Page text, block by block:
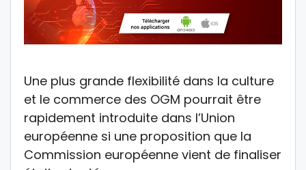
Une plus grande flexibilité dans la culture
et le commerce des OGM pourrait être
rapidement introduite dans l’Union
européenne si une proposition que la
Commission européenne vient de finaliser